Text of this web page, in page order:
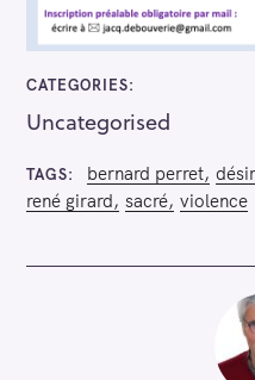
CATEGORIES
Uncategorised
TAGS bernard perret désir
rené girard sacré violence